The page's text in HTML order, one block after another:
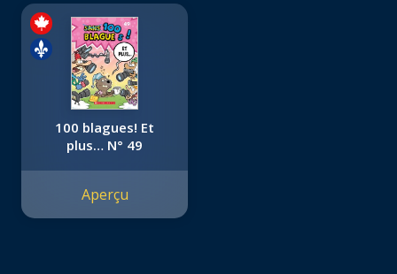
100 blagues! Et
plus… N° 49
Aperçu